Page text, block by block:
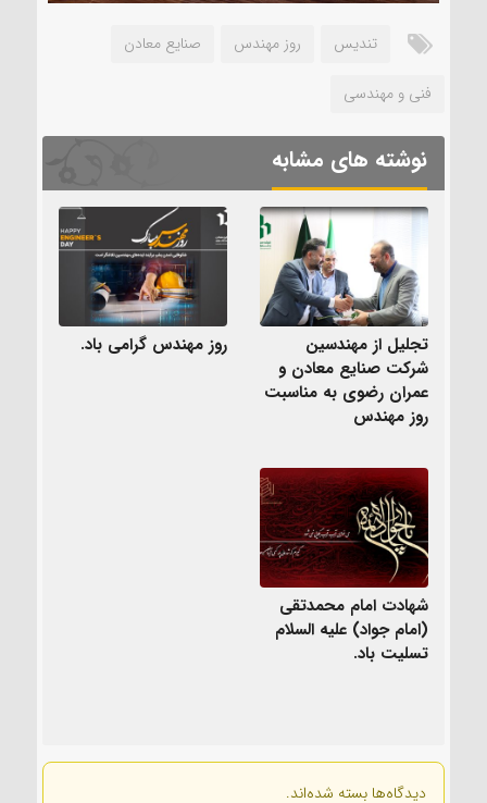
تندیس روز مهندس صنایع معادن
فنی و مهندسی
نوشته های مشابه
تجلیل از مهندسین
شرکت صنایع معادن و
عمران رضوی به مناسبت
روز مهندس
روز مهندس گرامی باد.
شهادت امام محمدتقی
(امام جواد) علیه السلام
تسلیت باد.
دیدگاه‌ها بسته شده‌اند.